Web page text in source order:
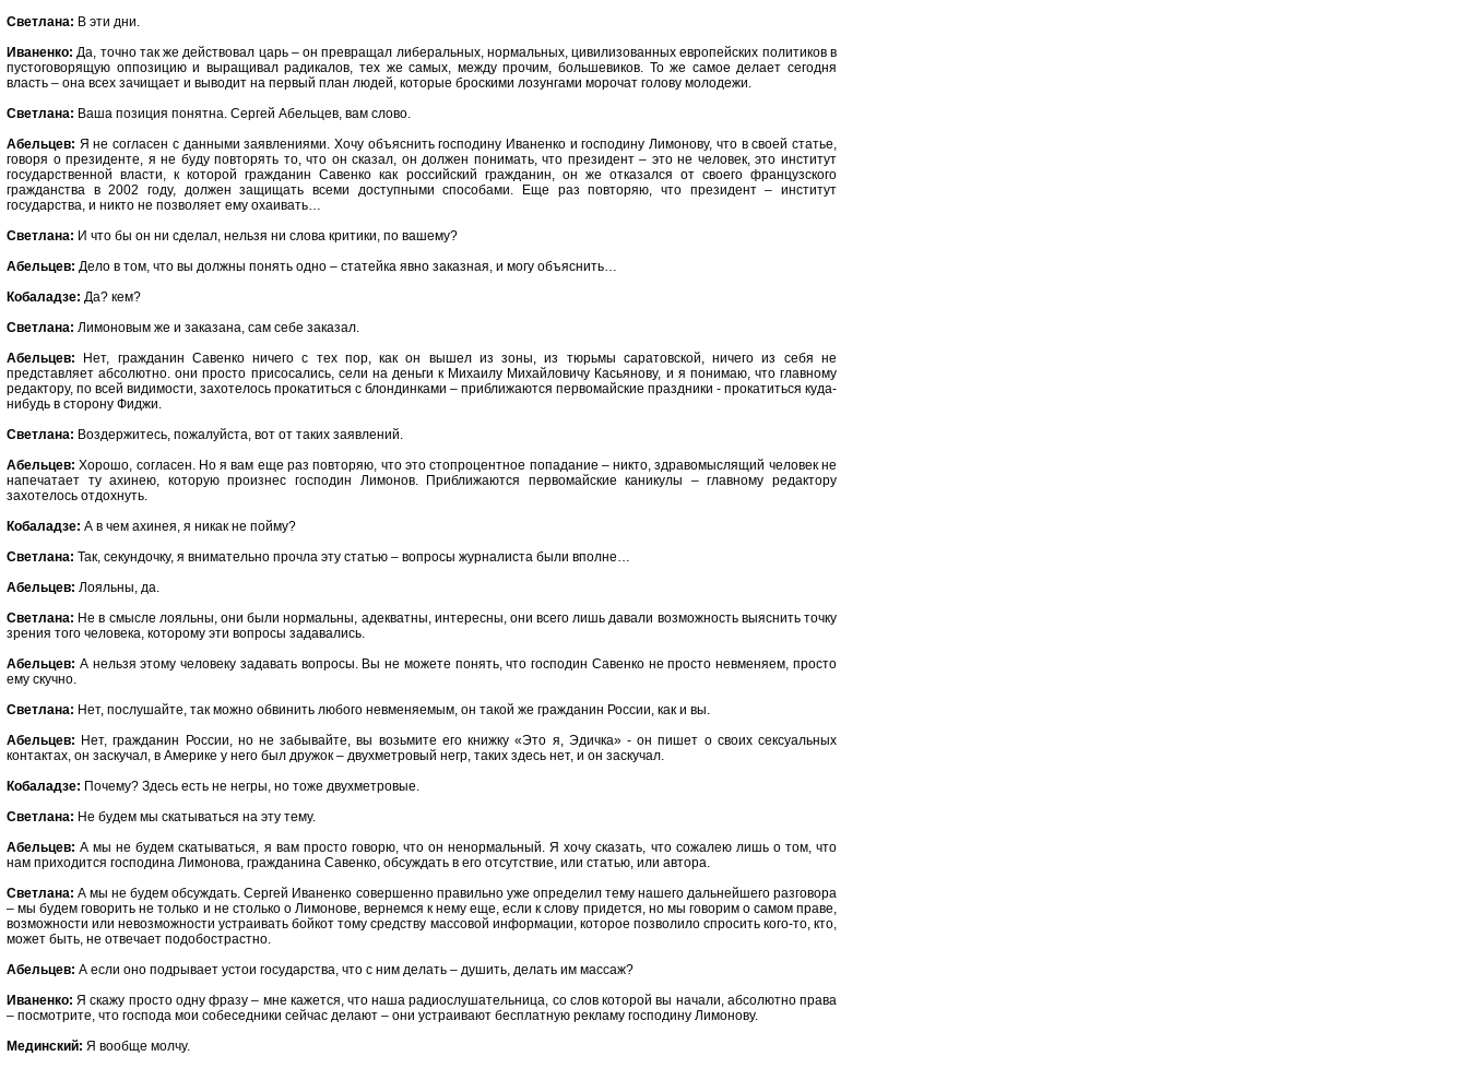
Светлана: В эти дни.
Иваненко: Да, точно так же действовал царь – он превращал либеральных, нормальных, цивилизованных европейских политиков в
пустоговорящую оппозицию и выращивал радикалов, тех же самых, между прочим, большевиков. То же самое делает сегодня
власть – она всех зачищает и выводит на первый план людей, которые броскими лозунгами морочат голову молодежи.
Светлана: Ваша позиция понятна. Сергей Абельцев, вам слово.
Абельцев: Я не согласен с данными заявлениями. Хочу объяснить господину Иваненко и господину Лимонову, что в своей статье,
говоря о президенте, я не буду повторять то, что он сказал, он должен понимать, что президент – это не человек, это институт
государственной власти, к которой гражданин Савенко как российский гражданин, он же отказался от своего французского
гражданства в 2002 году, должен защищать всеми доступными способами. Еще раз повторяю, что президент – институт
государства, и никто не позволяет ему охаивать…
Светлана: И что бы он ни сделал, нельзя ни слова критики, по вашему?
Абельцев: Дело в том, что вы должны понять одно – статейка явно заказная, и могу объяснить…
Кобаладзе: Да? кем?
Светлана: Лимоновым же и заказана, сам себе заказал.
Абельцев: Нет, гражданин Савенко ничего с тех пор, как он вышел из зоны, из тюрьмы саратовской, ничего из себя не
представляет абсолютно. они просто присосались, сели на деньги к Михаилу Михайловичу Касьянову, и я понимаю, что главному
редактору, по всей видимости, захотелось прокатиться с блондинками – приближаются первомайские праздники - прокатиться куда-
нибудь в сторону Фиджи.
Светлана: Воздержитесь, пожалуйста, вот от таких заявлений.
Абельцев: Хорошо, согласен. Но я вам еще раз повторяю, что это стопроцентное попадание – никто, здравомыслящий человек не
напечатает ту ахинею, которую произнес господин Лимонов. Приближаются первомайские каникулы – главному редактору
захотелось отдохнуть.
Кобаладзе: А в чем ахинея, я никак не пойму?
Светлана: Так, секундочку, я внимательно прочла эту статью – вопросы журналиста были вполне…
Абельцев: Лояльны, да.
Светлана: Не в смысле лояльны, они были нормальны, адекватны, интересны, они всего лишь давали возможность выяснить точку
зрения того человека, которому эти вопросы задавались.
Абельцев: А нельзя этому человеку задавать вопросы. Вы не можете понять, что господин Савенко не просто невменяем, просто
ему скучно.
Светлана: Нет, послушайте, так можно обвинить любого невменяемым, он такой же гражданин России, как и вы.
Абельцев: Нет, гражданин России, но не забывайте, вы возьмите его книжку «Это я, Эдичка» - он пишет о своих сексуальных
контактах, он заскучал, в Америке у него был дружок – двухметровый негр, таких здесь нет, и он заскучал.
Кобаладзе: Почему? Здесь есть не негры, но тоже двухметровые.
Светлана: Не будем мы скатываться на эту тему.
Абельцев: А мы не будем скатываться, я вам просто говорю, что он ненормальный. Я хочу сказать, что сожалею лишь о том, что
нам приходится господина Лимонова, гражданина Савенко, обсуждать в его отсутствие, или статью, или автора.
Светлана: А мы не будем обсуждать. Сергей Иваненко совершенно правильно уже определил тему нашего дальнейшего разговора
– мы будем говорить не только и не столько о Лимонове, вернемся к нему еще, если к слову придется, но мы говорим о самом праве,
возможности или невозможности устраивать бойкот тому средству массовой информации, которое позволило спросить кого-то, кто,
может быть, не отвечает подобострастно.
Абельцев: А если оно подрывает устои государства, что с ним делать – душить, делать им массаж?
Иваненко: Я скажу просто одну фразу – мне кажется, что наша радиослушательница, со слов которой вы начали, абсолютно права
– посмотрите, что господа мои собеседники сейчас делают – они устраивают бесплатную рекламу господину Лимонову.
Мединский: Я вообще молчу.